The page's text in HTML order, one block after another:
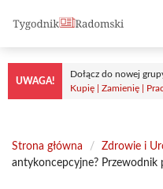
treści
UWAGA!
Dołącz do nowej
Kupię | Zamienię |
Strona główna / Zdrowie i
antykoncepcyjne? Przewodnik